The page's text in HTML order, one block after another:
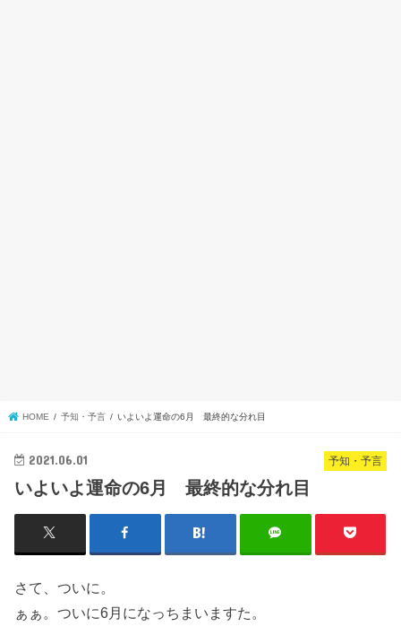
HOME 予知・予言 いよいよ運命の6月 最終的な分れ目
予知・予言
2021.06.01
いよいよ運命の6月 最終的な分れ目
さて、ついに。
ぁぁ。ついに6月になっちまいますた。